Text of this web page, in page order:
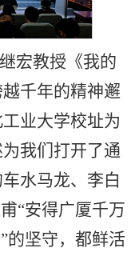
宏教授《我的
千年的精神邂
业大学校址为
我们打开了通
水马龙、李白
“安得广厦千万
的坚守，都鲜活